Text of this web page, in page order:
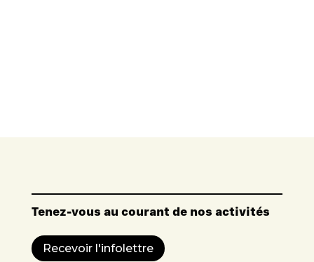
Tenez-vous au courant de nos activités
Recevoir l'infolettre